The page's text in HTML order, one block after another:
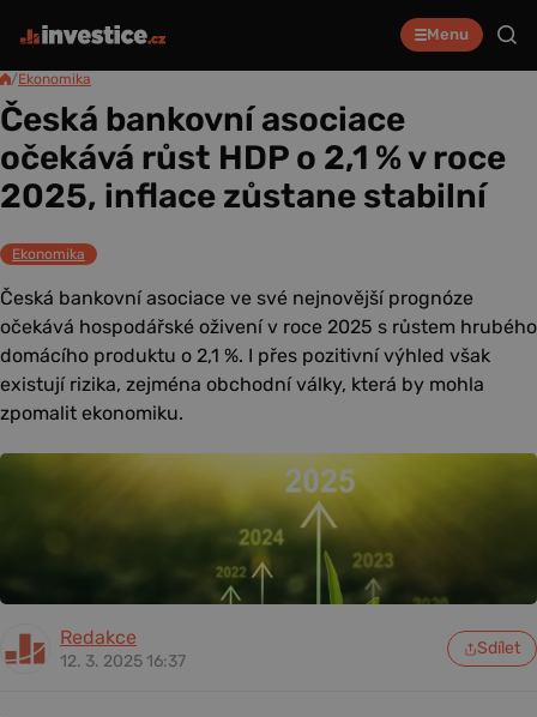
Menu
/Ekonomika
Česká bankovní asociace
očekává růst HDP o 2,1 % v roce
2025, inflace zůstane stabilní
Ekonomika
Česká bankovní asociace ve své nejnovější prognóze
očekává hospodářské oživení v roce 2025 s růstem hrubého
domácího produktu o 2,1 %. I přes pozitivní výhled však
existují rizika, zejména obchodní války, která by mohla
zpomalit ekonomiku.
Redakce
12. 3. 2025 16:37
Sdílet